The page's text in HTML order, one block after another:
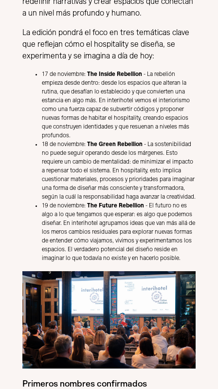
a un nivel más profundo y humano.
La edición pondrá el foco en tres temáticas clave
que reflejan cómo el hospitality se diseña, se
experimenta y se imagina a día de hoy:
17 de noviembre: The Inside Rebellion - La rebelión
empieza desde dentro: desde los espacios que alteran la
rutina, que desafían lo establecido y que convierten una
estancia en algo más. En interihotel vemos el interiorismo
como una fuerza capaz de subvertir códigos y proponer
nuevas formas de habitar el hospitality, creando espacios
que construyen identidades y que resuenan a niveles más
profundos.
18 de noviembre: The Green Rebellion - La sostenibilidad
no puede seguir operando desde los márgenes. Esto
requiere un cambio de mentalidad: de minimizar el impacto
a repensar todo el sistema. En hospitality, esto implica
cuestionar materiales, procesos y prioridades para imaginar
una forma de diseñar más consciente y transformadora,
según la cuál la responsabilidad haga avanzar la creatividad.
19 de noviembre: The Future Rebellion - El futuro no es
algo a lo que tengamos que esperar: es algo que podemos
diseñar. En interihotel agrupamos ideas que van más allá de
los meros cambios residuales para explorar nuevas formas
de entender cómo viajamos, vivimos y experimentamos los
espacios. El verdadero potencial del diseño reside en
imaginar lo que todavía no existe y en hacerlo posible.
Primeros nombres confirmados